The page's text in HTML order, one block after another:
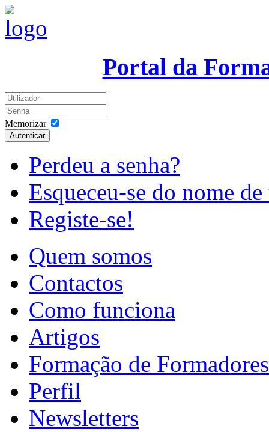
Portal da
Memorizar
Autenticar
Perdeu a senha?
Esqueceu-se do nome
Registe-se!
Quem somos
Contactos
Como funciona
Artigos
Formação de Formadores
Perfil
Newsletters